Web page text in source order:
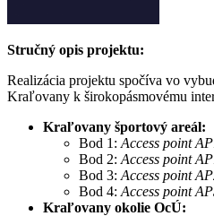
Stručný opis projektu:
Realizácia projektu spočíva vo
Kraľovany k širokopásmovému
Kraľovany športový areál:
Bod 1: Access point
Bod 2: Access point
Bod 3: Access point
Bod 4: Access point
Kraľovany okolie OcÚ: